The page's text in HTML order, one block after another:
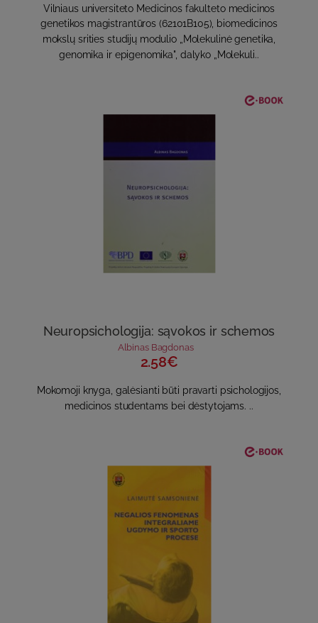
Vilniaus universiteto Medicinos fakulteto medicinos
genetikos magistrantūros (62101B105), biomedicinos
mokslų srities studijų modulio „Molekulinė genetika,
genomika ir epigenomika", dalyko „Molekuli..
Neuropsichologija: sąvokos ir schemos
Albinas Bagdonas
2.58€
Mokomoji knyga, galėsianti būti pravarti psichologijos,
medicinos studentams bei dėstytojams. ..